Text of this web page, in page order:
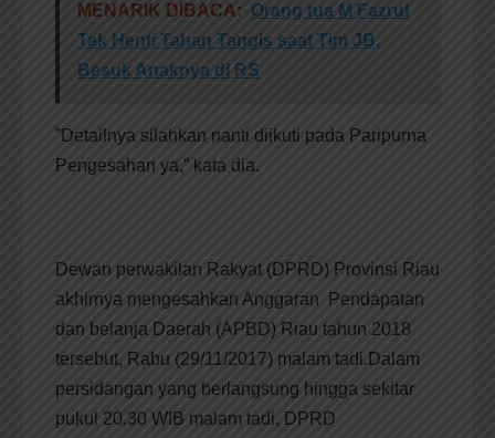
MENARIK DIBACA: Orang tua M Fazrul
Tak Henti Tahan Tangis saat Tim JB,
Besuk Anaknya di RS
”Detailnya silahkan nanti diikuti pada Paripurna
Pengesahan ya,” kata dia.
Dewan perwakilan Rakyat (DPRD) Provinsi Riau
akhirnya mengesahkan Anggaran Pendapatan
dan belanja Daerah (APBD) Riau tahun 2018
tersebut, Rabu (29/11/2017) malam tadi.Dalam
persidangan yang berlangsung hingga sekitar
pukul 20.30 WIB malam tadi, DPRD